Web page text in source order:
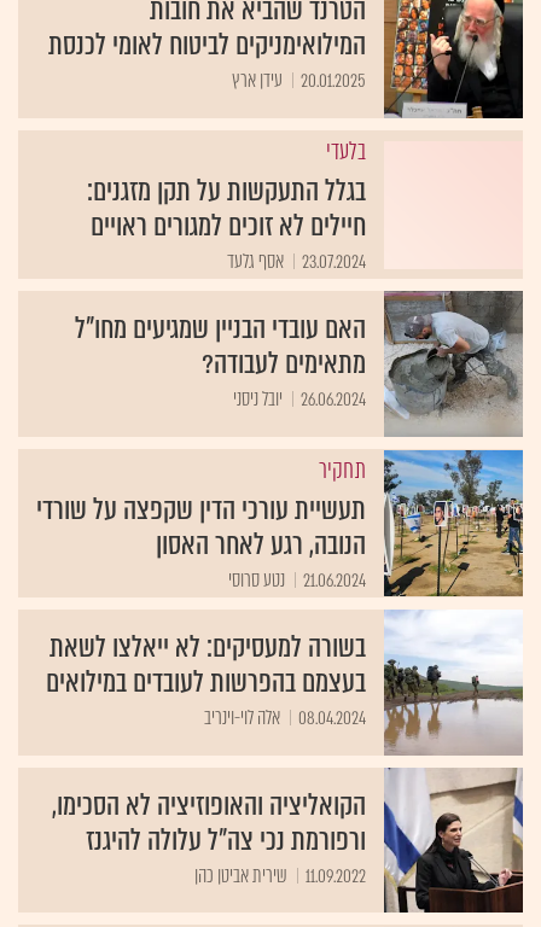
הטרנד שהביא את חובות
המילואימניקים לביטוח לאומי לכנסת
20.01.2025 עידן ארץ
בלעדי
בגלל התעקשות על תקן מזגנים:
חיילים לא זוכים למגורים ראויים
23.07.2024 אסף גלעד
האם עובדי הבניין שמגיעים מחו"ל
מתאימים לעבודה?
26.06.2024 יובל ניסני
תחקיר
תעשיית עורכי הדין שקפצה על שורדי
הנובה, רגע לאחר האסון
21.06.2024 נטע סרוסי
בשורה למעסיקים: לא ייאלצו לשאת
בעצמם בהפרשות לעובדים במילואים
08.04.2024 אלה לוי-וינריב
הקואליציה והאופוזיציה לא הסכימו,
ורפורמת נכי צה"ל עלולה להיגנז
11.09.2022 שירית אביטן כהן